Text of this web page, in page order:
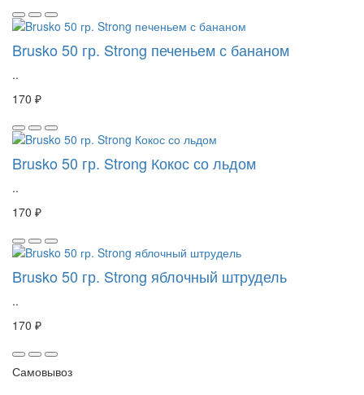
Brusko 50 гр. Strong печеньем с бананом
..
170 ₽
Brusko 50 гр. Strong Кокос со льдом
..
170 ₽
Brusko 50 гр. Strong яблочный штрудель
..
170 ₽
Самовывоз